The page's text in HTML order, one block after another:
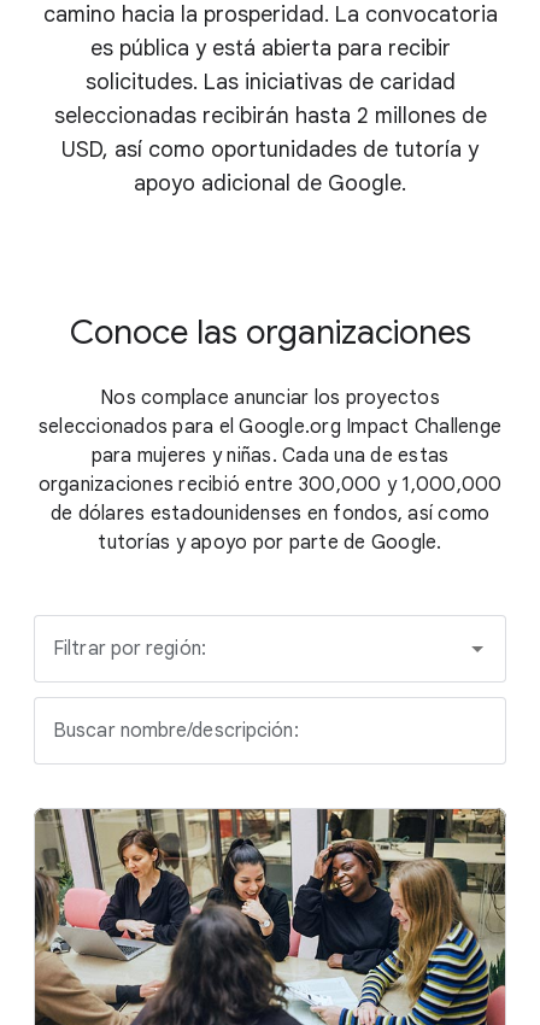
camino hacia la prosperidad. La convocatoria
es pública y está abierta para recibir
solicitudes. Las iniciativas de caridad
seleccionadas recibirán hasta 2 millones de
USD, así como oportunidades de tutoría y
apoyo adicional de Google.
Conoce las organizaciones
Nos complace anunciar los proyectos
seleccionados para el Google.org Impact Challenge
para mujeres y niñas. Cada una de estas
organizaciones recibió entre 300,000 y 1,000,000
de dólares estadounidenses en fondos, así como
tutorías y apoyo por parte de Google.
Filtrar por región:
Buscar nombre/descripción: